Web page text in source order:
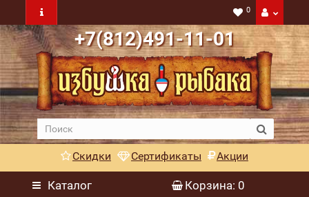
0
+7(812)491-11-01
Скидки Сертификаты Акции
Каталог Корзина: 0